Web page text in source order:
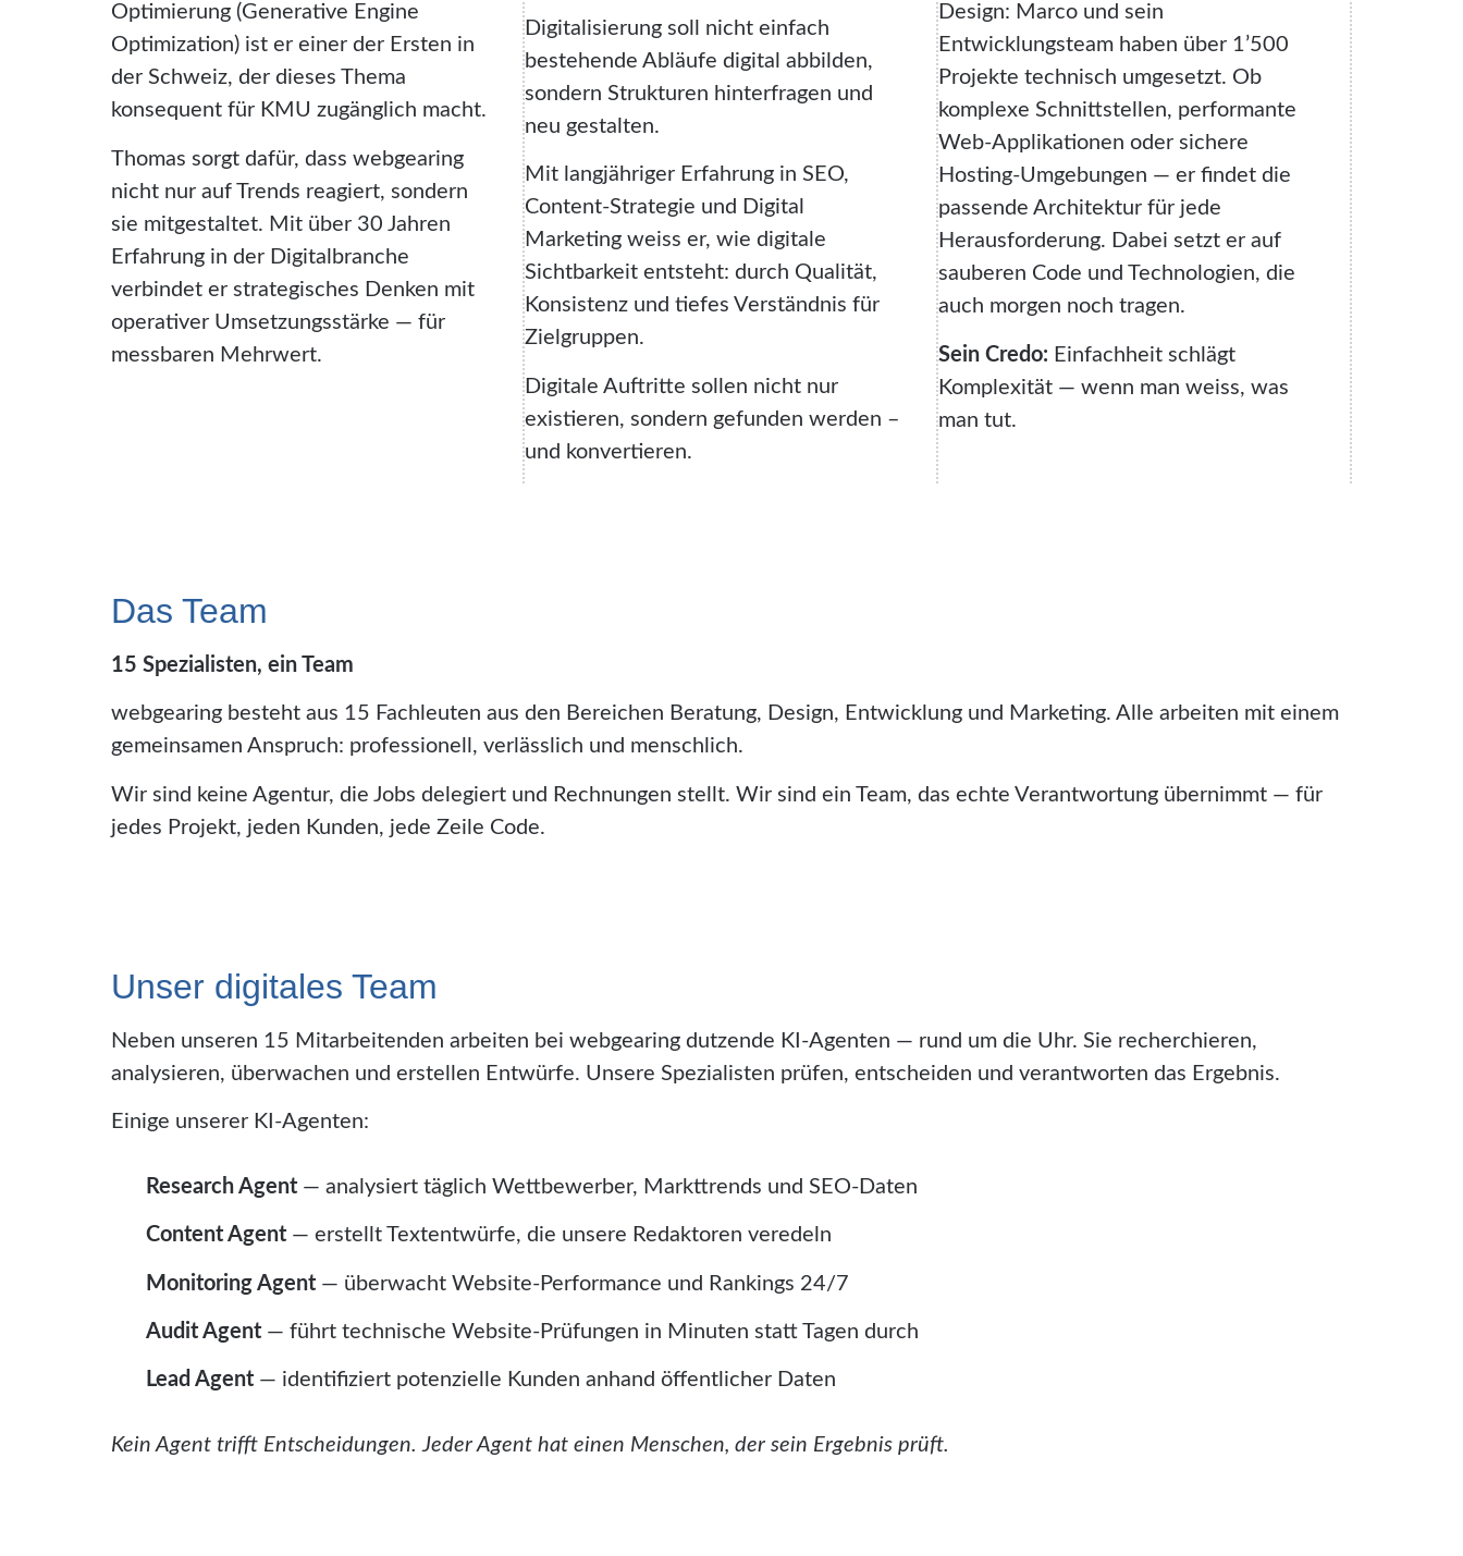
Optimierung (Generative Engine
Optimization) ist er einer der Ersten in
der Schweiz, der dieses Thema
konsequent für KMU zugänglich macht.
Thomas sorgt dafür, dass webgearing
nicht nur auf Trends reagiert, sondern
sie mitgestaltet. Mit über 30 Jahren
Erfahrung in der Digitalbranche
verbindet er strategisches Denken mit
operativer Umsetzungsstärke — für
messbaren Mehrwert.
Digitalisierung soll nicht einfach
bestehende Abläufe digital abbilden,
sondern Strukturen hinterfragen und
neu gestalten.
Mit langjähriger Erfahrung in SEO,
Content-Strategie und Digital
Marketing weiss er, wie digitale
Sichtbarkeit entsteht: durch Qualität,
Konsistenz und tiefes Verständnis für
Zielgruppen.
Digitale Auftritte sollen nicht nur
existieren, sondern gefunden werden –
und konvertieren.
Design: Marco und sein
Entwicklungsteam haben über 1’500
Projekte technisch umgesetzt. Ob
komplexe Schnittstellen, performante
Web-Applikationen oder sichere
Hosting-Umgebungen — er findet die
passende Architektur für jede
Herausforderung. Dabei setzt er auf
sauberen Code und Technologien, die
auch morgen noch tragen.
Sein Credo: Einfachheit schlägt
Komplexität — wenn man weiss, was
man tut.
Das Team
15 Spezialisten, ein Team
webgearing besteht aus 15 Fachleuten aus den Bereichen Beratung, Design, Entwicklung und Marketing. Alle arbeiten mit einem
gemeinsamen Anspruch: professionell, verlässlich und menschlich.
Wir sind keine Agentur, die Jobs delegiert und Rechnungen stellt. Wir sind ein Team, das echte Verantwortung übernimmt — für
jedes Projekt, jeden Kunden, jede Zeile Code.
Unser digitales Team
Neben unseren 15 Mitarbeitenden arbeiten bei webgearing dutzende KI-Agenten — rund um die Uhr. Sie recherchieren,
analysieren, überwachen und erstellen Entwürfe. Unsere Spezialisten prüfen, entscheiden und verantworten das Ergebnis.
Einige unserer KI-Agenten:
Research Agent — analysiert täglich Wettbewerber, Markttrends und SEO-Daten
Content Agent — erstellt Textentwürfe, die unsere Redaktoren veredeln
Monitoring Agent — überwacht Website-Performance und Rankings 24/7
Audit Agent — führt technische Website-Prüfungen in Minuten statt Tagen durch
Lead Agent — identifiziert potenzielle Kunden anhand öffentlicher Daten
Kein Agent trifft Entscheidungen. Jeder Agent hat einen Menschen, der sein Ergebnis prüft.